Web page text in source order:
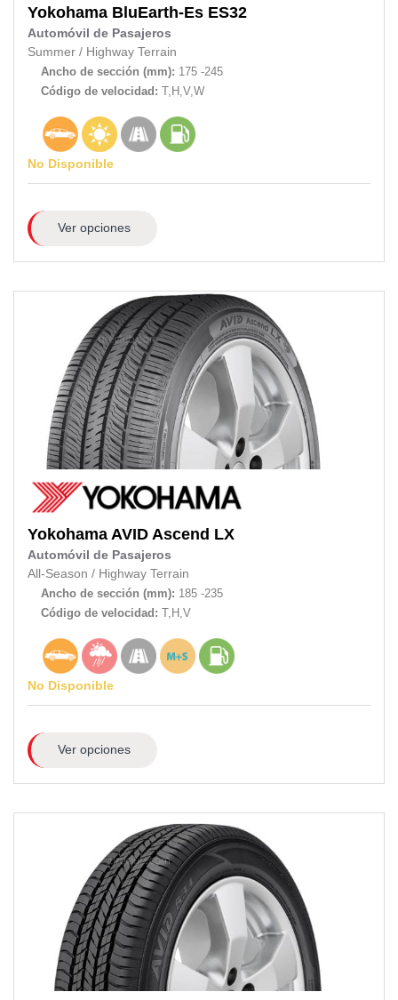
Yokohama BluEarth-Es ES32
Automóvil de Pasajeros
Summer / Highway Terrain
Ancho de sección (mm): 175 -245
Código de velocidad: T,H,V,W
No Disponible
Ver opciones
Yokohama AVID Ascend LX
Automóvil de Pasajeros
All-Season / Highway Terrain
Ancho de sección (mm): 185 -235
Código de velocidad: T,H,V
No Disponible
Ver opciones